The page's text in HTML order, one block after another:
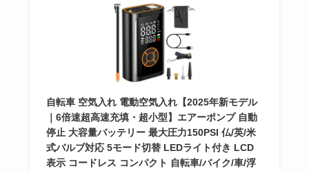
自転車 空気入れ 電動空気入れ【2025年新モデル
｜6倍速超高速充填・超小型】エアーポンプ 自動
停止 大容量バッテリー 最大圧力150PSI 仏/英/米
式バルブ対応 5モード切替 LEDライト付き LCD
表示 コードレス コンパクト 自転車/バイク/車/浮